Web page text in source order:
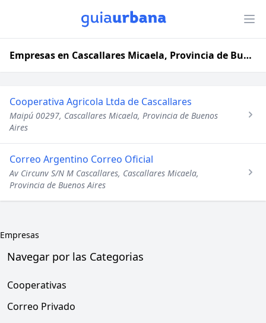
Empresas en Cascallares Micaela, Provincia de Buenos Aires
Cooperativa Agricola Ltda de Cascallares
Maipú 00297, Cascallares Micaela, Provincia de Buenos
Aires
Correo Argentino Correo Oficial
Av Circunv S/N M Cascallares, Cascallares Micaela,
Provincia de Buenos Aires
Empresas
Navegar por las Categorias
Cooperativas
Correo Privado